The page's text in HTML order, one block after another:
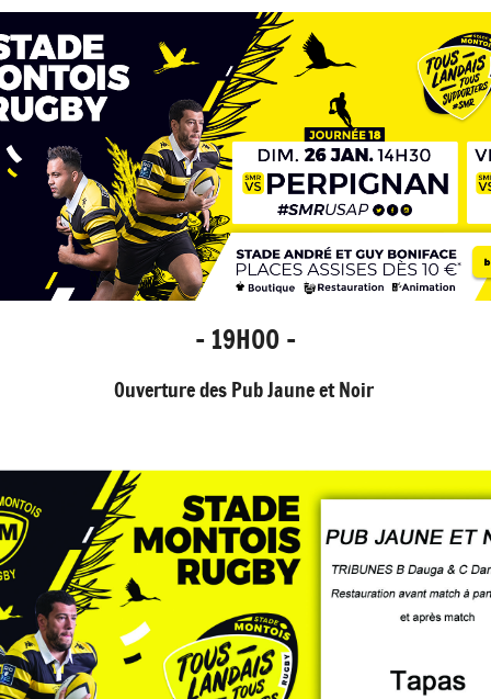
- 19H00 -
Ouverture des Pub Jaune et Noir